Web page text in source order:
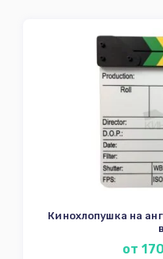
Кинохлопушка на
от